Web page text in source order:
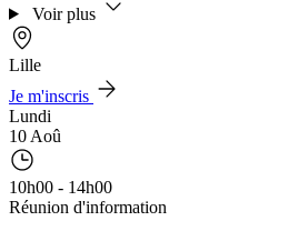
Voir plus
Lille
Je m'inscris
Lundi
10 Aoû
10h00 - 14h00
Réunion d'information